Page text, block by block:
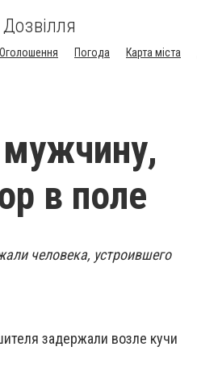
Дозвілля
Оголошення Погода Карта міста
в поле
человека, устроившего
задержали возле кучи